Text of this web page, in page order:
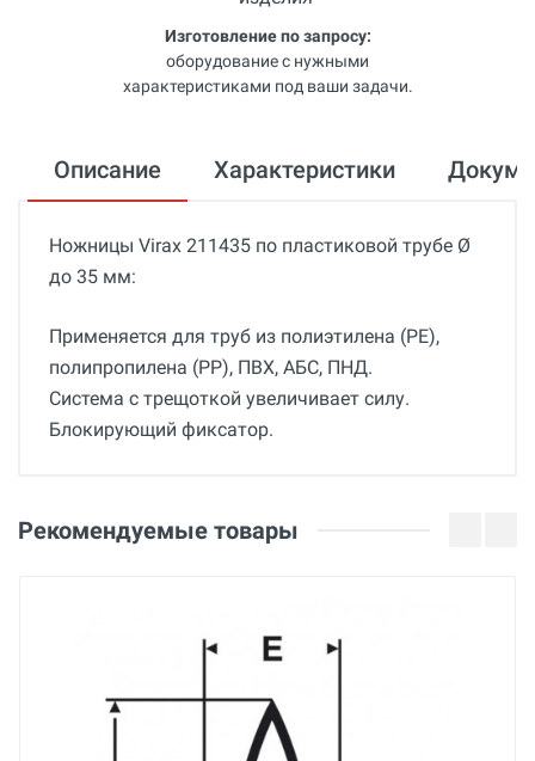
Изготовление по запросу:
оборудование с нужными
характеристиками под ваши задачи.
Описание Характеристики
Ножницы Virax 211435 по пластиковой трубе Ø
до 35 мм:
Применяется для труб из полиэтилена (PE),
полипропилена (PP), ПВХ, АБС, ПНД.
Система с трещоткой увеличивает силу.
Блокирующий фиксатор.
36 месяцев
Франция
Оценка
Рекомендуемые товары